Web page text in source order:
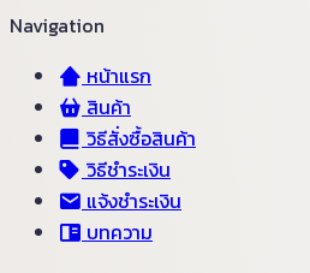
Navigation
หน้าแรก
สินค้า
วิธีสั่งซื้อสินค้า
วิธีชำระเงิน
แจ้งชำระเงิน
บทความ